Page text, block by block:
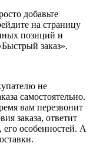
добавьте
на страницу
позиций и
заказ».
не
самостоятельно.
вам перезвонит
заказа, ответит
его особенностей. А